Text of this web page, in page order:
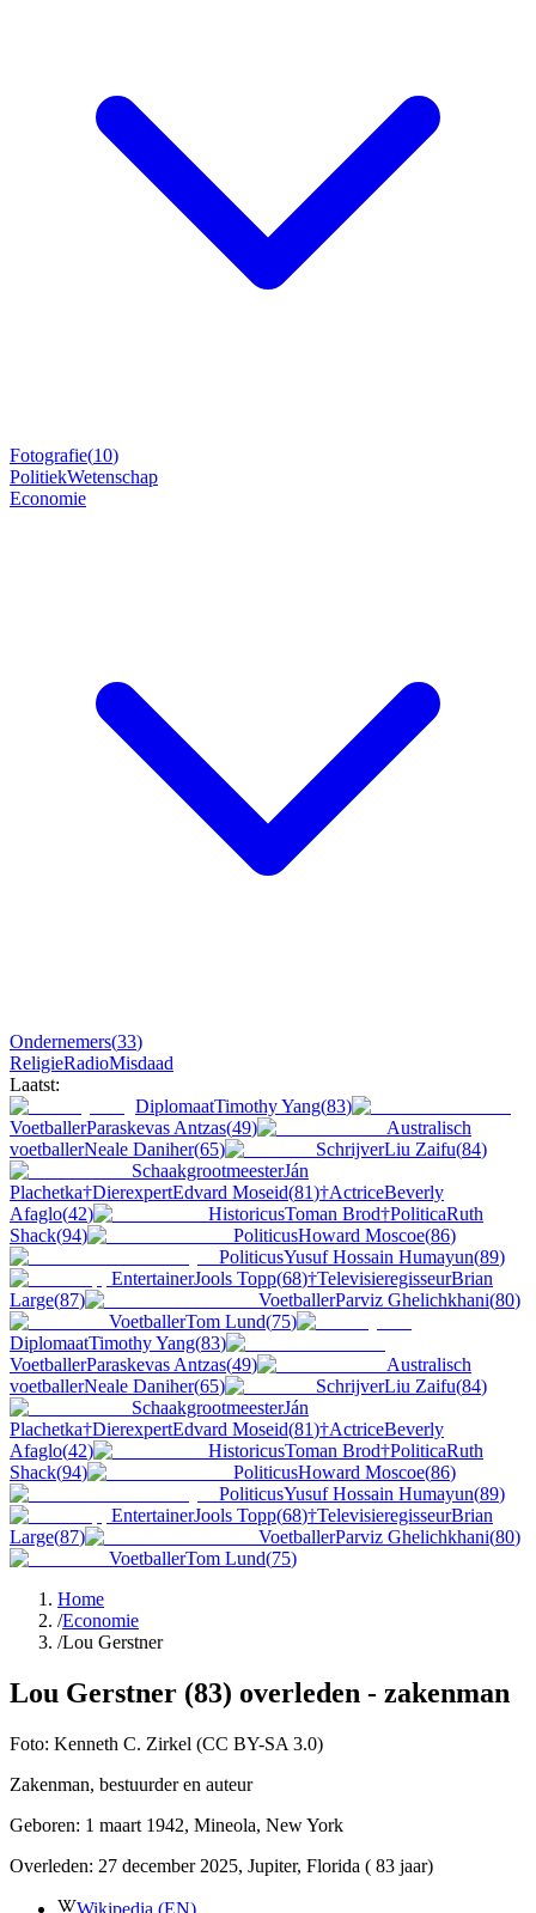
Fotografie(10)
PolitiekWetenschap
Economie
Ondernemers(33)
ReligieRadioMisdaad
Laatst:
DiplomaatTimothy Yang(83)
VoetballerParaskevas Antzas(49)
Australisch
voetballerNeale Daniher(65) SchrijverLiu Zaifu(84)
SchaakgrootmeesterJán
Plachetka†DierexpertEdvard Moseid(81)†ActriceBeverly
Afaglo(42) HistoricusToman Brod†PoliticaRuth
Shack(94) PoliticusHoward Moscoe(86)
PoliticusYusuf Hossain Humayun(89)
EntertainerJools Topp(68)†TelevisieregisseurBrian
Large(87) VoetballerParviz Ghelichkhani(80)
VoetballerTom Lund(75)
DiplomaatTimothy Yang(83)
VoetballerParaskevas Antzas(49)
Australisch
voetballerNeale Daniher(65) SchrijverLiu Zaifu(84)
SchaakgrootmeesterJán
Plachetka†DierexpertEdvard Moseid(81)†ActriceBeverly
Afaglo(42) HistoricusToman Brod†PoliticaRuth
Shack(94) PoliticusHoward Moscoe(86)
PoliticusYusuf Hossain Humayun(89)
EntertainerJools Topp(68)†TelevisieregisseurBrian
Large(87) VoetballerParviz Ghelichkhani(80)
VoetballerTom Lund(75)
Home
/Economie
/Lou Gerstner
Lou Gerstner (83) overleden - zakenman
Foto: Kenneth C. Zirkel (CC BY-SA 3.0)
Zakenman, bestuurder en auteur
Geboren: 1 maart 1942, Mineola, New York
Overleden: 27 december 2025, Jupiter, Florida ( 83 jaar)
Wikipedia (EN)